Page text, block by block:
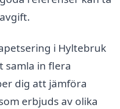
i Hyltebruk
samla in flera
dig att jämföra
erbjuds av olika